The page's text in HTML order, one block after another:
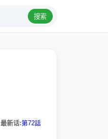
搜索
最新话:第72話